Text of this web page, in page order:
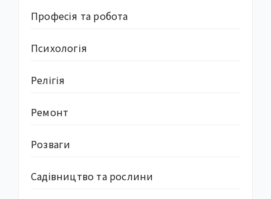
Професія та робота
Психологія
Релігія
Ремонт
Розваги
Садівництво та рослини